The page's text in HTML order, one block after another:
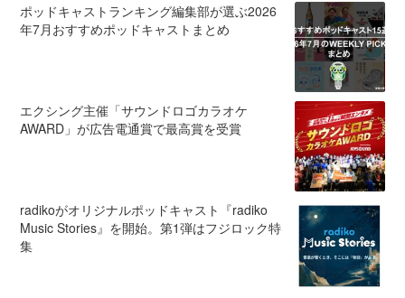
ポッドキャストランキング編集部が選ぶ2026
年7月おすすめポッドキャストまとめ
エクシング主催「サウンドロゴカラオケ
AWARD」が広告電通賞で最高賞を受賞
radikoがオリジナルポッドキャスト『radiko
Music Stories』を開始。第1弾はフジロック特
集